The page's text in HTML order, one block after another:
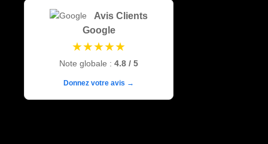
Avis Clients
Google
★★★★★
Note globale : 4.8 / 5
Donnez votre avis →